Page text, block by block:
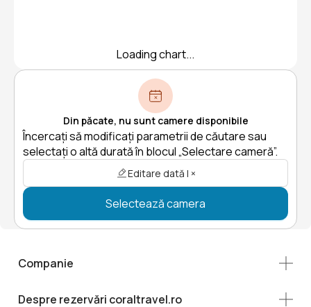
Loading chart...
Din păcate, nu sunt camere disponibile
Încercați să modificați parametrii de căutare sau
selectați o altă durată în blocul „Selectare cameră”.
Editare dată | ×
Selectează camera
Companie
Despre rezervări coraltravel.ro